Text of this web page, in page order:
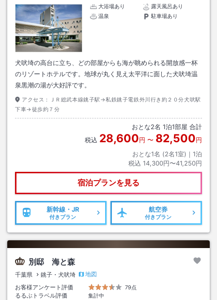
大浴場あり
露天風呂あり
温泉
駐車場あり
犬吠埼の高台に立ち、どの部屋からも海が眺められる開放感一杯
のリゾートホテルです。地球が丸く見え太平洋に面した犬吠埼温
泉黒潮の湯が大好評です。
アクセス：
ＪＲ総武本線銚子駅→私鉄銚子電鉄外川行き約２０分犬吠駅
下車→徒歩約７分
おとな2名 1泊1部屋 合計
税込 28,600円 〜 82,500円
おとな1名 (2名1室)｜ 1泊
税込 14,300円〜41,250円
宿泊プランを見る
新幹線・JR
付きプラン
航空券
付きプラン
別邸 海と森
千葉県 銚子・犬吠埼
地図
お客様アンケート評価
79点
るるぶトラベル評価
集計中